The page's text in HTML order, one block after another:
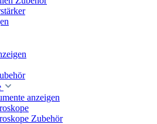
anzeigen
Zubehör